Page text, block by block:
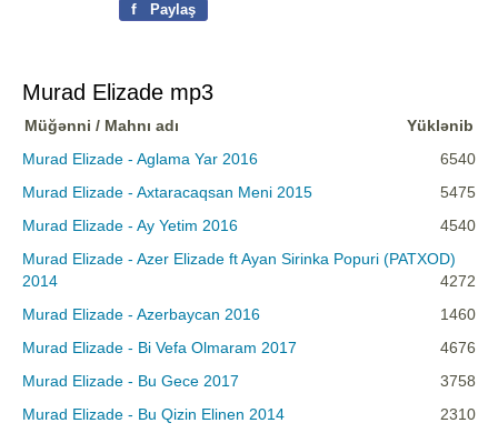
f Paylaş
Murad Elizade mp3
Müğənni / Mahnı adı
Yüklənib
Murad Elizade - Aglama Yar 2016
6540
Murad Elizade - Axtaracaqsan Meni 2015
5475
Murad Elizade - Ay Yetim 2016
4540
Murad Elizade - Azer Elizade ft Ayan Sirinka Popuri (PATXOD)
2014
4272
Murad Elizade - Azerbaycan 2016
1460
Murad Elizade - Bi Vefa Olmaram 2017
4676
Murad Elizade - Bu Gece 2017
3758
Murad Elizade - Bu Qizin Elinen 2014
2310